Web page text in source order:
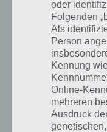
oder
Folgenden
Als
Person
Kennung
Online-
mehreren
Ausdruck